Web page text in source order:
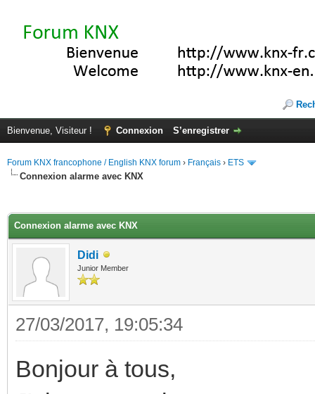
Bienvenue, Visiteur ! Connexion S’enregistrer
Forum KNX francophone / English KNX forum › Français › ETS
Connexion alarme avec KNX
Connexion alarme avec KNX
Didi
Junior Member
27/03/2017, 19:05:34
Bonjour à tous,